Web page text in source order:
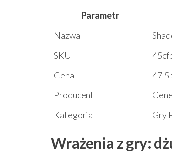
Parametr
Nazwa
SKU
Cena
47.5
Producent
Kategoria
Gry
Wrażenia z gry: